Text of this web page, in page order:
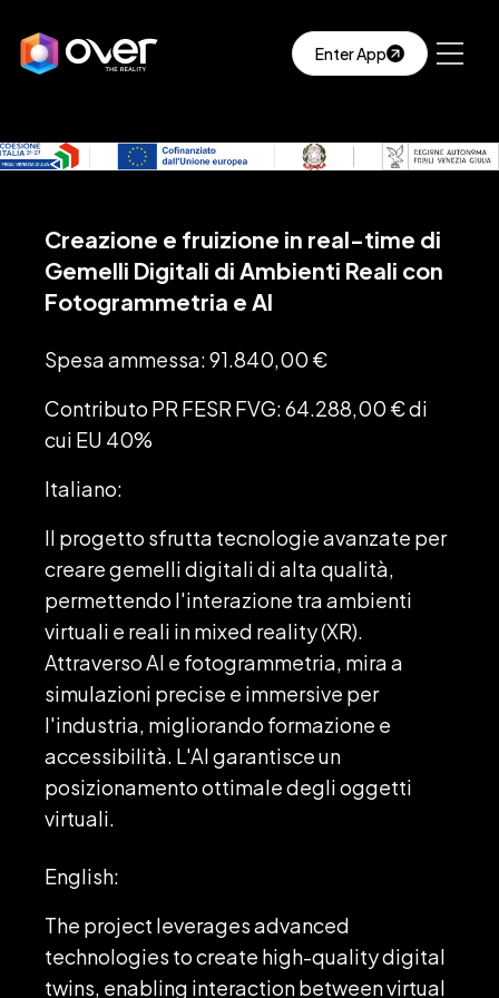
Enter App
Creazione e fruizione in real-time di
Gemelli Digitali di Ambienti Reali con
Fotogrammetria e AI
Spesa ammessa: 91.840,00 €
Contributo PR FESR FVG: 64.288,00 € di
cui EU 40%
Italiano:
Il progetto sfrutta tecnologie avanzate per
creare gemelli digitali di alta qualità,
permettendo l'interazione tra ambienti
virtuali e reali in mixed reality (XR).
Attraverso AI e fotogrammetria, mira a
simulazioni precise e immersive per
l'industria, migliorando formazione e
accessibilità. L'AI garantisce un
posizionamento ottimale degli oggetti
virtuali.
English:
The project leverages advanced
technologies to create high-quality digital
twins, enabling interaction between virtual